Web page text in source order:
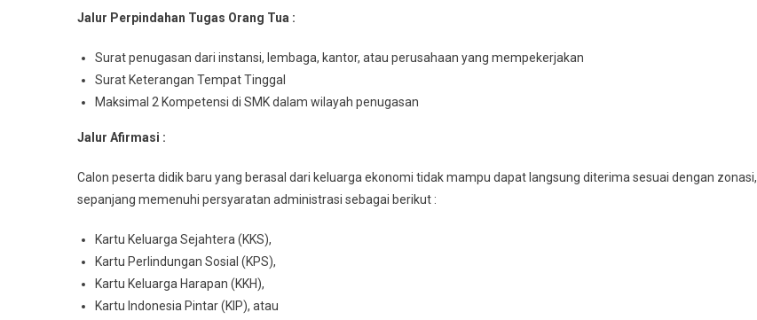
Jalur Perpindahan Tugas Orang Tua :
Surat penugasan dari instansi, lembaga, kantor, atau perusahaan yang mempekerjakan
Surat Keterangan Tempat Tinggal
Maksimal 2 Kompetensi di SMK dalam wilayah penugasan
Jalur Afirmasi :
Calon peserta didik baru yang berasal dari keluarga ekonomi tidak mampu dapat langsung diterima sesuai dengan zonasi,
sepanjang memenuhi persyaratan administrasi sebagai berikut :
Kartu Keluarga Sejahtera (KKS),
Kartu Perlindungan Sosial (KPS),
Kartu Keluarga Harapan (KKH),
Kartu Indonesia Pintar (KIP), atau